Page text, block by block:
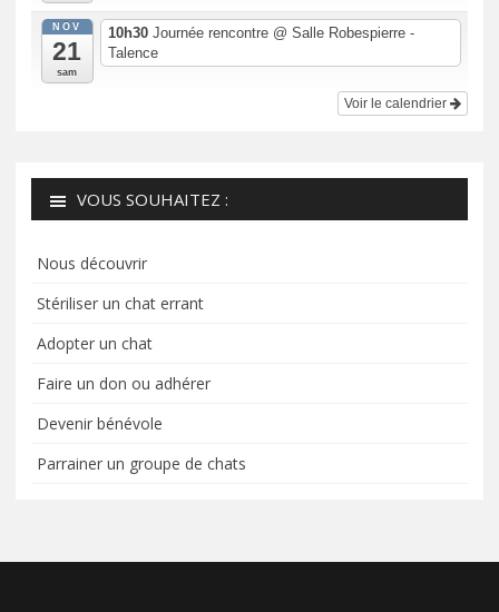
NOV
21
sam
10h30 Journée rencontre @ Salle Robespierre -
Talence
Voir le calendrier
VOUS SOUHAITEZ :
Nous découvrir
Stériliser un chat errant
Adopter un chat
Faire un don ou adhérer
Devenir bénévole
Parrainer un groupe de chats